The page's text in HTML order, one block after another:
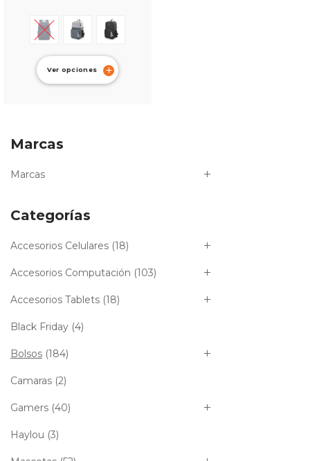
Ver opciones
Marcas
Marcas
Categorías
Accesorios Celulares (18)
Accesorios Computación (103)
Accesorios Tablets (18)
Black Friday (4)
Bolsos (184)
Camaras (2)
Gamers (40)
Haylou (3)